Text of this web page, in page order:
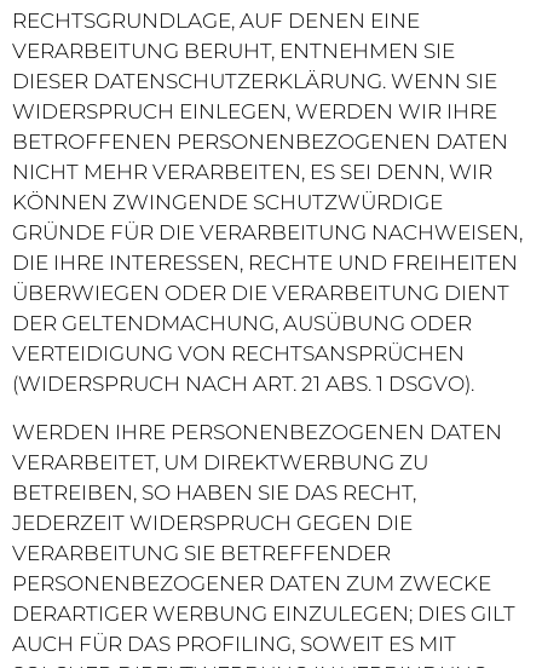
RECHTSGRUNDLAGE, AUF DENEN EINE
VERARBEITUNG BERUHT, ENTNEHMEN SIE
DIESER DATENSCHUTZERKLÄRUNG. WENN SIE
WIDERSPRUCH EINLEGEN, WERDEN WIR IHRE
BETROFFENEN PERSONENBEZOGENEN DATEN
NICHT MEHR VERARBEITEN, ES SEI DENN, WIR
KÖNNEN ZWINGENDE SCHUTZWÜRDIGE
GRÜNDE FÜR DIE VERARBEITUNG NACHWEISEN,
DIE IHRE INTERESSEN, RECHTE UND FREIHEITEN
ÜBERWIEGEN ODER DIE VERARBEITUNG DIENT
DER GELTENDMACHUNG, AUSÜBUNG ODER
VERTEIDIGUNG VON RECHTSANSPRÜCHEN
(WIDERSPRUCH NACH ART. 21 ABS. 1 DSGVO).
WERDEN IHRE PERSONENBEZOGENEN DATEN
VERARBEITET, UM DIREKTWERBUNG ZU
BETREIBEN, SO HABEN SIE DAS RECHT,
JEDERZEIT WIDERSPRUCH GEGEN DIE
VERARBEITUNG SIE BETREFFENDER
PERSONENBEZOGENER DATEN ZUM ZWECKE
DERARTIGER WERBUNG EINZULEGEN; DIES GILT
AUCH FÜR DAS PROFILING, SOWEIT ES MIT